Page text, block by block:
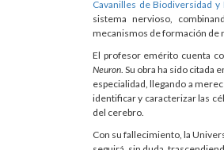
Cavanilles de Biodiversidad y
sistema nervioso,
mecanismos de formación de
El profesor emérito cuenta
Neuron. Su obra ha sido citada
especialidad, llegando a
identificar y caracterizar las
del cerebro.
Con su fallecimiento, la